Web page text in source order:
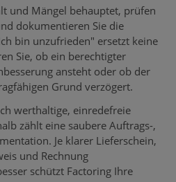
und Mängel behauptet, prüfen
dokumentieren Sie die
bin unzufrieden" ersetzt keine
Sie, ob ein berechtigter
ansteht oder ob der
Grund verzögert.
werthaltige, einredefreie
zählt eine saubere Auftrags-,
Je klarer Lieferschein,
und Rechnung
schützt Factoring Ihre